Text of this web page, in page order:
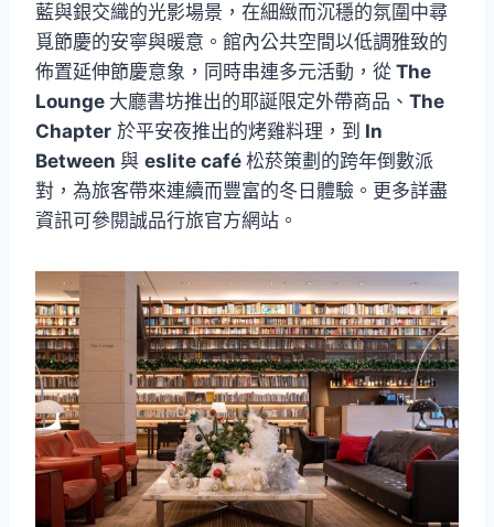
藍與銀交織的光影場景，在細緻而沉穩的氛圍中尋
覓節慶的安寧與暖意。館內公共空間以低調雅致的
佈置延伸節慶意象，同時串連多元活動，從 The
Lounge 大廳書坊推出的耶誕限定外帶商品、 The
Chapter 於平安夜推出的烤雞料理，到 In
Between 與 eslite café 松菸策劃的跨年倒數派
對，為旅客帶來連續而豐富的冬日體驗。更多詳盡
資訊可參閱誠品行旅官方網站。